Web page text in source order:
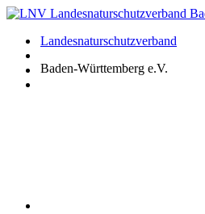
Zum
springenLandesnaturschutzverband
Baden-Württemberg e.V.